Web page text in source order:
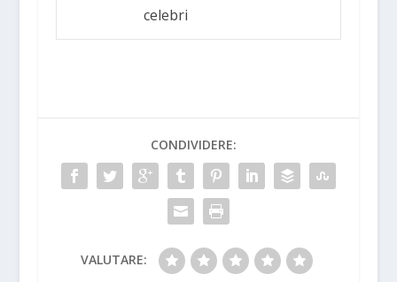
celebri
CONDIVIDERE:
VALUTARE: